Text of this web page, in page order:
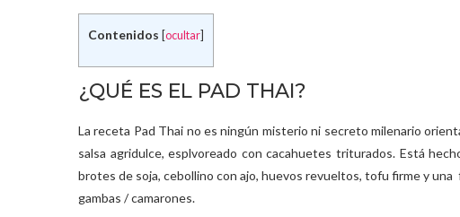
Contenidos ocultar
¿QUÉ ES EL PAD THAI?
La receta Pad Thai no es ningún misterio ni secreto milenario
salsa agridulce, esplvoreado con cacahuetes triturados. Está
brotes de soja, cebollino con ajo, huevos revueltos, tofu firme y
gambas / camarones.